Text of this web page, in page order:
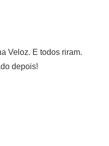
Veloz. E todos riram.
depois!